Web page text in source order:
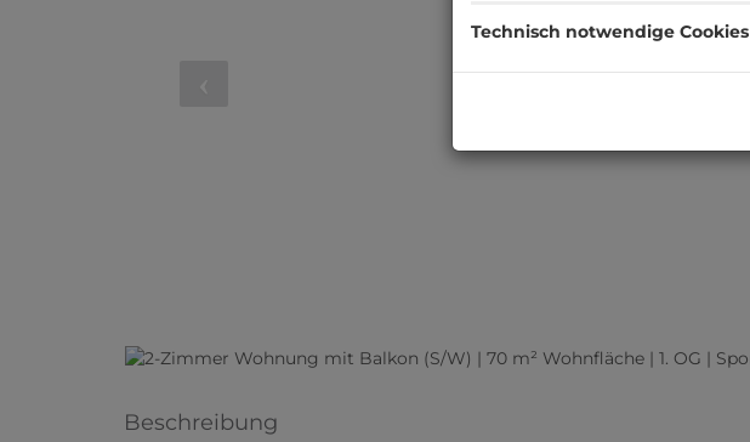
Beschreibung
Technisch notwendige Cookies